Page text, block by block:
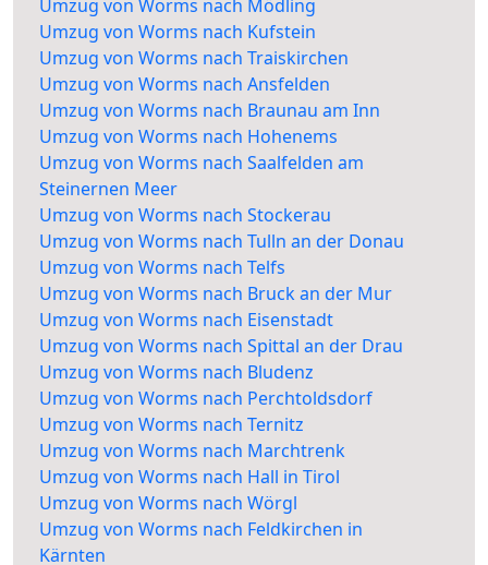
Umzug von Worms nach Mödling
Umzug von Worms nach Kufstein
Umzug von Worms nach Traiskirchen
Umzug von Worms nach Ansfelden
Umzug von Worms nach Braunau am Inn
Umzug von Worms nach Hohenems
Umzug von Worms nach Saalfelden am
Steinernen Meer
Umzug von Worms nach Stockerau
Umzug von Worms nach Tulln an der Donau
Umzug von Worms nach Telfs
Umzug von Worms nach Bruck an der Mur
Umzug von Worms nach Eisenstadt
Umzug von Worms nach Spittal an der Drau
Umzug von Worms nach Bludenz
Umzug von Worms nach Perchtoldsdorf
Umzug von Worms nach Ternitz
Umzug von Worms nach Marchtrenk
Umzug von Worms nach Hall in Tirol
Umzug von Worms nach Wörgl
Umzug von Worms nach Feldkirchen in
Kärnten